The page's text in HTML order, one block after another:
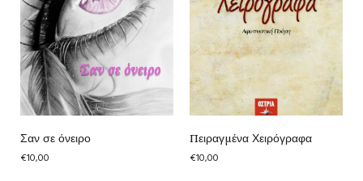
Σαν σε όνειρο
€10,00
Πειραγμένα Χειρόγραφα
€10,00